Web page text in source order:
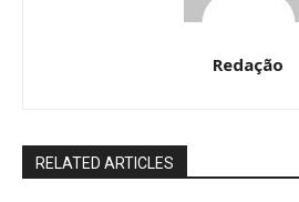
Redação
RELATED ARTICLES